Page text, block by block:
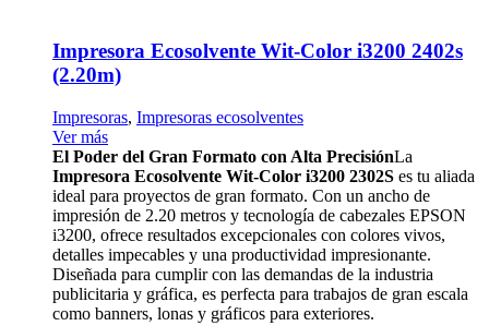
Impresora Ecosolvente Wit-Color i3200 2402s
(2.20m)
Impresoras, Impresoras ecosolventes
Ver más
El Poder del Gran Formato con Alta PrecisiónLa
Impresora Ecosolvente Wit-Color i3200 2302S es tu aliada
ideal para proyectos de gran formato. Con un ancho de
impresión de 2.20 metros y tecnología de cabezales EPSON
i3200, ofrece resultados excepcionales con colores vivos,
detalles impecables y una productividad impresionante.
Diseñada para cumplir con las demandas de la industria
publicitaria y gráfica, es perfecta para trabajos de gran escala
como banners, lonas y gráficos para exteriores.